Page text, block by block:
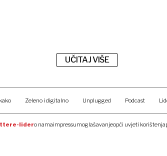
UČITAJ VIŠE
Zeleno i digitalno Unplugged Podcast
e-lidero namaimpressumoglašavanjeopći uvjeti korištenja